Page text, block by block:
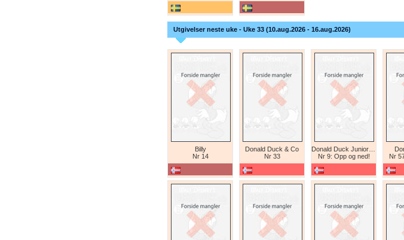
Utgivelser neste uke - Uke 33 (10.aug.2026 - 16.aug.2026)
Billy
Nr 14
Donald Duck & Co
Nr 33
Nr 9: Opp og ned!
Nr